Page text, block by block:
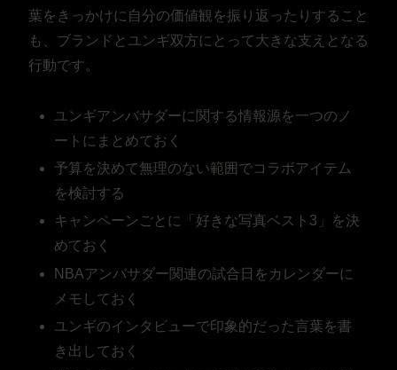
葉をきっかけに自分の価値観を振り返ったりすること
も、ブランドとユンギ双方にとって大きな支えとなる
行動です。
ユンギアンバサダーに関する情報源を一つのノ
ートにまとめておく
予算を決めて無理のない範囲でコラボアイテム
を検討する
キャンペーンごとに「好きな写真ベスト3」を決
めておく
NBAアンバサダー関連の試合日をカレンダーに
メモしておく
ユンギのインタビューで印象的だった言葉を書
き出しておく